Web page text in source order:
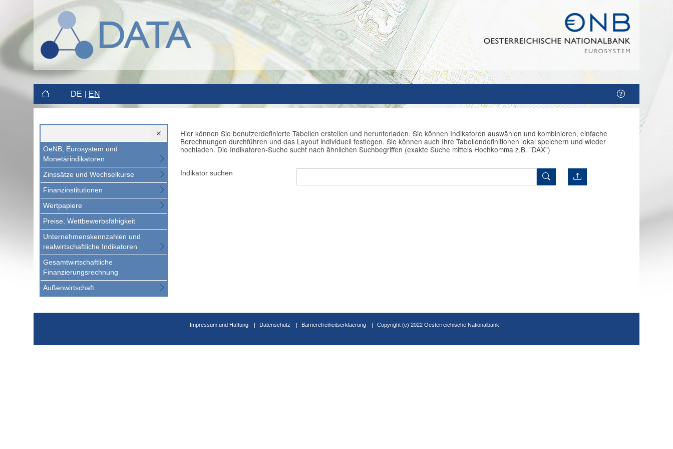
DE EN
OeNB, Eurosystem und
Monetärindikatoren
Zinssätze und Wechselkurse
Finanzinstitutionen
Wertpapiere
Preise, Wettbewerbsfähigkeit
Unternehmenskennzahlen und
realwirtschaftliche Indikatoren
Gesamtwirtschaftliche
Finanzierungsrechnung
Außenwirtschaft
Hier können Sie benutzerdefinierte Tabellen erstellen und herunterladen. Sie können Indikatoren auswählen und kombinieren, einfache
Berechnungen durchführen und das Layout individuell festlegen. Sie können auch Ihre Tabellendefinitionen lokal speichern und wieder
hochladen. Die Indikatoren-Suche sucht nach ähnlichen Suchbegriffen (exakte Suche mittels Hochkomma z.B. "DAX")
Indikator suchen
Impressum und Haftung Datenschutz Barrierefreiheitserklaerung Copyright (c) 2022 Oesterreichische Nationalbank